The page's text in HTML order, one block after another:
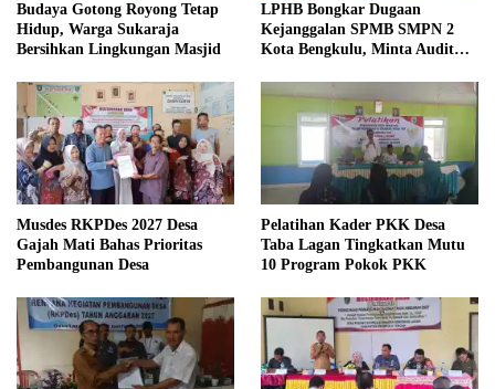
Budaya Gotong Royong Tetap
Hidup, Warga Sukaraja
Bersihkan Lingkungan Masjid
LPHB Bongkar Dugaan
Kejanggalan SPMB SMPN 2
Kota Bengkulu, Minta Audit
Musdes RKPDes 2027 Desa
Gajah Mati Bahas Prioritas
Pembangunan Desa
Pelatihan Kader PKK Desa
Taba Lagan Tingkatkan Mutu
10 Program Pokok PKK